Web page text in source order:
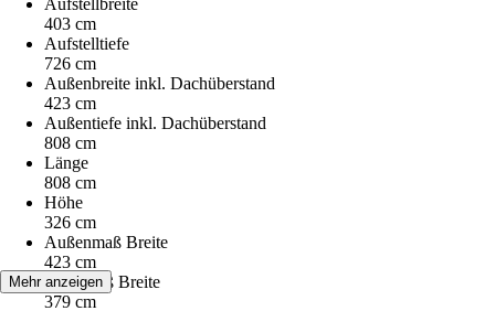
Aufstellbreite
403 cm
Aufstelltiefe
726 cm
Außenbreite inkl. Dachüberstand
423 cm
Außentiefe inkl. Dachüberstand
808 cm
Länge
808 cm
Höhe
326 cm
Außenmaß Breite
423 cm
Innenmaß Breite
379 cm
Mehr anzeigen